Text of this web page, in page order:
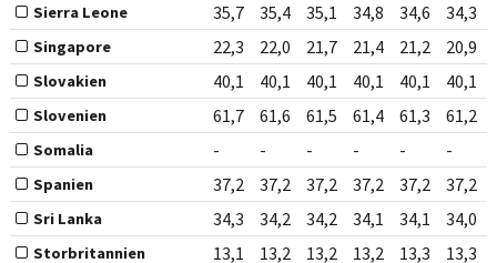
Sierra Leone 35,7 35,4 35,1 34,8 34,6 34,3
Singapore 22,3 22,0 21,7 21,4 21,2 20,9
Slovakien 40,1 40,1 40,1 40,1 40,1 40,1
Slovenien 61,7 61,6 61,5 61,4 61,3 61,2
Somalia - - - - - -
Spanien 37,2 37,2 37,2 37,2 37,2 37,2
Sri Lanka 34,3 34,2 34,2 34,1 34,1 34,0
Storbritannien 13,1 13,2 13,2 13,2 13,3 13,3